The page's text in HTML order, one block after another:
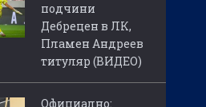
подчини
Дебрецен в ЛК,
Пламен Андреев
титуляр (ВИДЕО)
Официално: